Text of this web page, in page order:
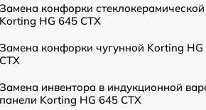
Замена конфорки стеклокерамической
Korting HG 645 CTX
Замена конфорки чугунной Korting HG
CTX
Замена инвентора в индукционной
панели Korting HG 645 CTX